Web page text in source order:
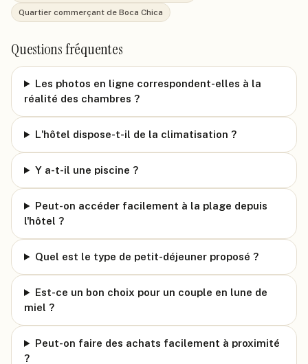
Quartier commerçant de Boca Chica
Questions fréquentes
Les photos en ligne correspondent-elles à la
réalité des chambres ?
L'hôtel dispose-t-il de la climatisation ?
Y a-t-il une piscine ?
Peut-on accéder facilement à la plage depuis
l'hôtel ?
Quel est le type de petit-déjeuner proposé ?
Est-ce un bon choix pour un couple en lune de
miel ?
Peut-on faire des achats facilement à proximité
?